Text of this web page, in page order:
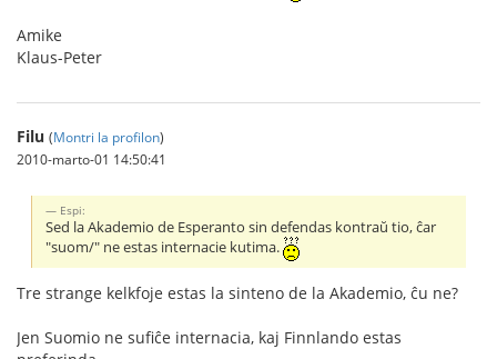
Amike
Klaus-Peter
Filu (Montri la profilon)
2010-marto-01 14:50:41
Espi:
Sed la Akademio de Esperanto sin defendas kontraŭ tio, ĉar
"suom/" ne estas internacie kutima.
Tre strange kelkfoje estas la sinteno de la Akademio, ĉu ne?
Jen Suomio ne sufiĉe internacia, kaj Finnlando estas